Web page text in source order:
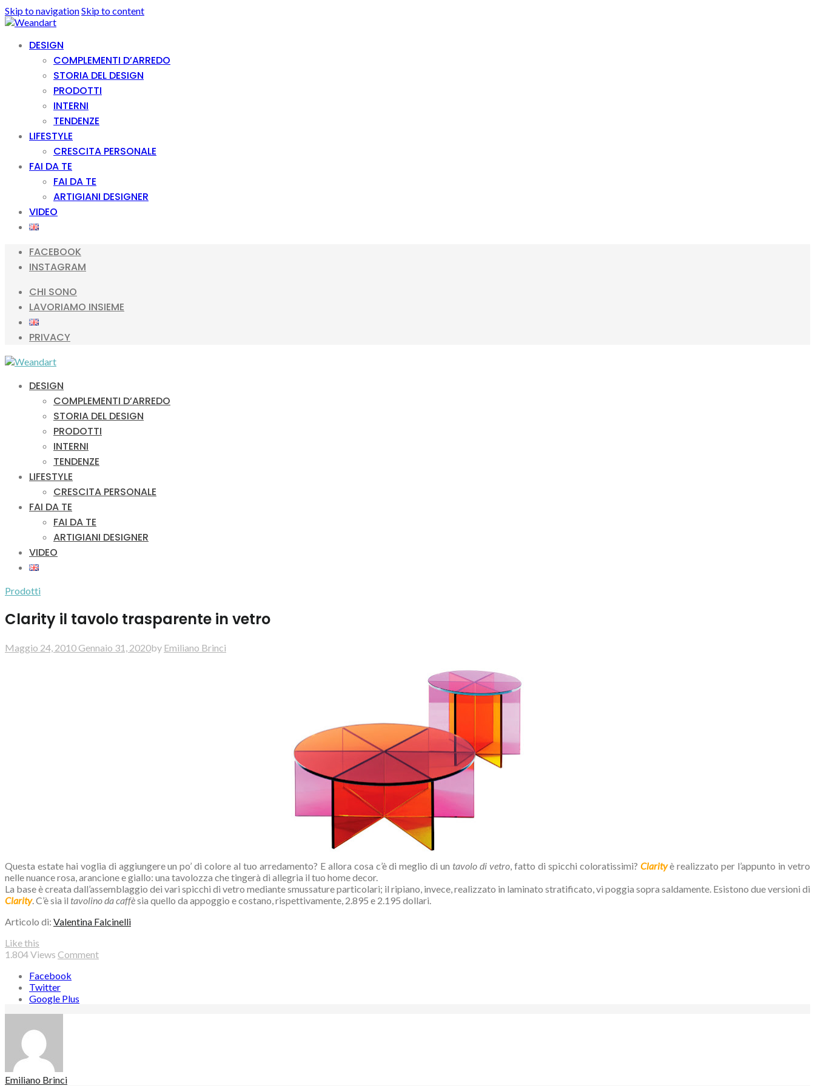
Skip to navigationSkip to content
DESIGN
COMPLEMENTI D’ARREDO
STORIA DEL DESIGN
PRODOTTI
INTERNI
TENDENZE
LIFESTYLE
CRESCITA PERSONALE
FAI DA TE
FAI DA TE
ARTIGIANI DESIGNER
VIDEO
FACEBOOK
INSTAGRAM
CHI SONO
LAVORIAMO INSIEME
PRIVACY
DESIGN
COMPLEMENTI D’ARREDO
STORIA DEL DESIGN
PRODOTTI
INTERNI
TENDENZE
LIFESTYLE
CRESCITA PERSONALE
FAI DA TE
FAI DA TE
ARTIGIANI DESIGNER
VIDEO
Prodotti
Clarity il tavolo trasparente in vetro
Maggio 24, 2010Gennaio 31, 2020by Emiliano Brinci
Questa estate hai voglia di aggiungere un po’ di colore al tuo arredamento? E allora cosa c’è di meglio di un tavolo di vetro, fatto di spicchi coloratissimi? Clarityè realizzato per l’appunto in vetro
nelle nuance rosa, arancione e giallo: una tavolozza che tingerà di allegria il tuo home decor.
La base è creata dall’assemblaggio dei vari spicchi di vetro mediante smussature particolari; il ripiano, invece, realizzato in laminato stratificato, vi poggia sopra saldamente. Esistono due versioni di
Clarity. C’è sia il tavolino da caffèsia quello da appoggio e costano, rispettivamente, 2.895 e 2.195 dollari.
Articolo di: Valentina Falcinelli
Like this
1.804Views Comment
Facebook
Twitter
Google Plus
Emiliano Brinci